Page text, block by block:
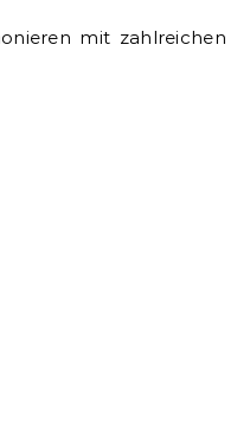
mit zahlreichen